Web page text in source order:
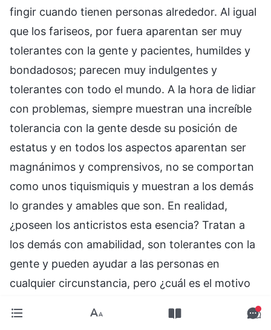
fingir cuando tienen personas alrededor. Al igual
que los fariseos, por fuera aparentan ser muy
tolerantes con la gente y pacientes, humildes y
bondadosos; parecen muy indulgentes y
tolerantes con todo el mundo. A la hora de lidiar
con problemas, siempre muestran una increíble
tolerancia con la gente desde su posición de
estatus y en todos los aspectos aparentan ser
magnánimos y comprensivos, no se comportan
como unos tiquismiquis y muestran a los demás
lo grandes y amables que son. En realidad,
¿poseen los anticristos esta esencia? Tratan a
los demás con amabilidad, son tolerantes con la
gente y pueden ayudar a las personas en
cualquier circunstancia, pero ¿cuál es el motivo
estas cosas si no trataran de ganarse a la gente